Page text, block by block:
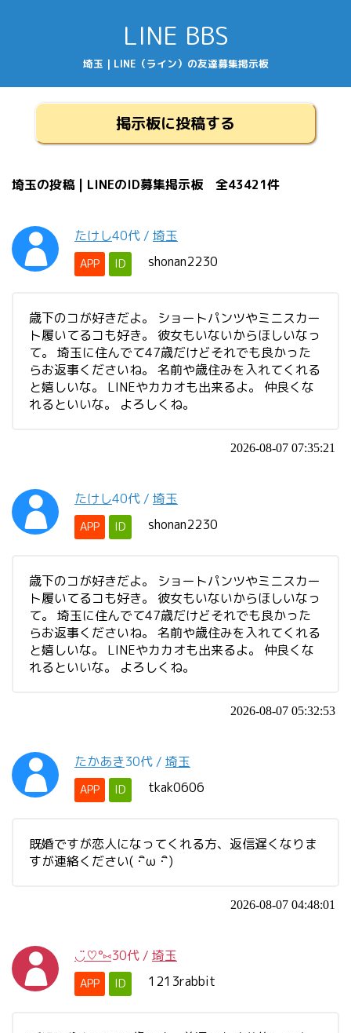
LINE BBS
埼玉 | LINE（ライン）の友達募集掲示板
掲示板に投稿する
埼玉の投稿 | LINEのID募集掲示板 全43421件
たけし40代 / 埼玉
APP ID shonan2230
歳下のコが好きだよ。 ショートパンツやミニスカー
ト履いてるコも好き。 彼女もいないからほしいなっ
て。 埼玉に住んでて47歳だけどそれでも良かった
らお返事くださいね。 名前や歳住みを入れてくれる
と嬉しいな。 LINEやカカオも出来るよ。 仲良くな
れるといいな。 よろしくね。
2026-08-07 07:35:21
たけし40代 / 埼玉
APP ID shonan2230
歳下のコが好きだよ。 ショートパンツやミニスカー
ト履いてるコも好き。 彼女もいないからほしいなっ
て。 埼玉に住んでて47歳だけどそれでも良かった
らお返事くださいね。 名前や歳住みを入れてくれる
と嬉しいな。 LINEやカカオも出来るよ。 仲良くな
れるといいな。 よろしくね。
2026-08-07 05:32:53
たかあき30代 / 埼玉
APP ID tkak0606
既婚ですが恋人になってくれる方、返信遅くなりま
すが連絡ください(・ิω・ิ)
2026-08-07 04:48:01
◡̈♡°⑅30代 / 埼玉
APP ID 1213rabbit